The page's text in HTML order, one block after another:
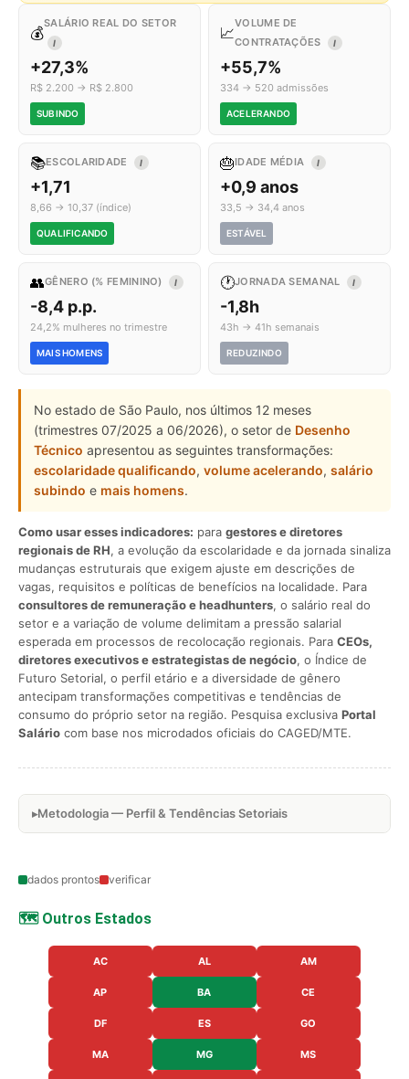
💰
SALÁRIO REAL DO SETOR
I
+27,3%
R$ 2.200 → R$ 2.800
SUBINDO
📈
VOLUME DE
CONTRATAÇÕES
I
+55,7%
334 → 520 admissões
ACELERANDO
📚ESCOLARIDADE I
+1,71
8,66 → 10,37 (índice)
QUALIFICANDO
🎂IDADE MÉDIA I
+0,9 anos
33,5 → 34,4 anos
ESTÁVEL
👥GÊNERO (% FEMININO) I
-8,4 p.p.
24,2% mulheres no trimestre
MAIS HOMENS
🕐JORNADA SEMANAL I
-1,8h
43h → 41h semanais
REDUZINDO
No estado de São Paulo, nos últimos 12 meses
(trimestres 07/2025 a 06/2026), o setor de Desenho
Técnico apresentou as seguintes transformações:
escolaridade qualificando, volume acelerando, salário
subindo e mais homens.
Como usar esses indicadores: para gestores e diretores
regionais de RH, a evolução da escolaridade e da jornada sinaliza
mudanças estruturais que exigem ajuste em descrições de
vagas, requisitos e políticas de benefícios na localidade. Para
consultores de remuneração e headhunters, o salário real do
setor e a variação de volume delimitam a pressão salarial
esperada em processos de recolocação regionais. Para CEOs,
diretores executivos e estrategistas de negócio, o Índice de
Futuro Setorial, o perfil etário e a diversidade de gênero
antecipam transformações competitivas e tendências de
consumo do próprio setor na região. Pesquisa exclusiva Portal
Salário com base nos microdados oficiais do CAGED/MTE.
Metodologia — Perfil & Tendências Setoriais
dados prontos verificar
🗺️ Outros Estados
AC AL AM
AP BA CE
DF ES GO
MA MG MS